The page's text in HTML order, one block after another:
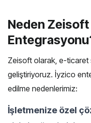
Neden
Zeisoft olarak, e-ticaret
geliştiriyoruz. İyzico
edilme nedenlerimiz:
İşletmenize özel